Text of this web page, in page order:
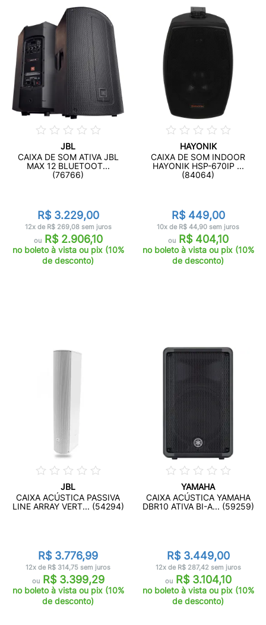
JBL
CAIXA DE SOM ATIVA JBL
MAX 12 BLUETOOT...
(76766)
R$ 3.229,00
12x de R$ 269,08 sem juros
ouR$ 2.906,10
no boleto à vista ou pix (10%
de desconto)
HAYONIK
CAIXA DE SOM INDOOR
HAYONIK HSP-670IP ...
(84064)
R$ 449,00
10x de R$ 44,90 sem juros
ouR$ 404,10
no boleto à vista ou pix (10%
de desconto)
JBL
CAIXA ACÚSTICA PASSIVA
LINE ARRAY VERT... (54294)
R$ 3.776,99
12x de R$ 314,75 sem juros
ouR$ 3.399,29
no boleto à vista ou pix (10%
de desconto)
YAMAHA
CAIXA ACÚSTICA YAMAHA
DBR10 ATIVA BI-A... (59259)
R$ 3.449,00
12x de R$ 287,42 sem juros
ouR$ 3.104,10
no boleto à vista ou pix (10%
de desconto)